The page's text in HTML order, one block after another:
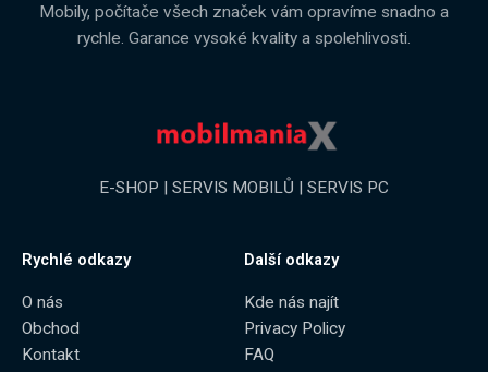
Mobily, počítače všech značek vám opravíme snadno a
rychle. Garance vysoké kvality a spolehlivosti.
E-SHOP | SERVIS MOBILŮ | SERVIS PC
Rychlé odkazy
O nás
Obchod
Kontakt
Další odkazy
Kde nás najít
Privacy Policy
FAQ